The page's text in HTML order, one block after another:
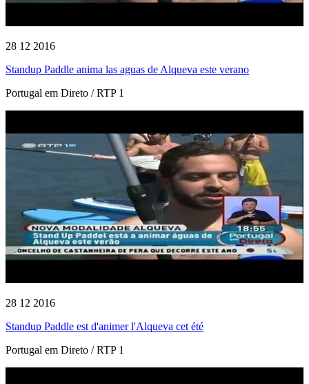
28 12 2016
Standup Paddle anima las aguas de Alqueva este verano
Portugal em Direto / RTP 1
28 12 2016
Standup Paddle est d'animer l'Alqueva cet été
Portugal em Direto / RTP 1